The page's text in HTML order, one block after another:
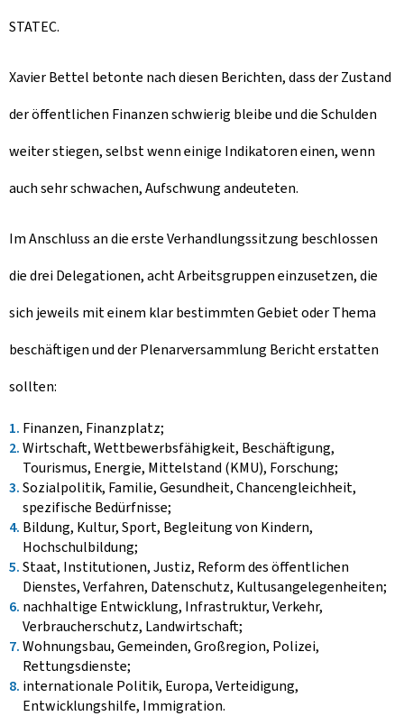
STATEC.
Xavier Bettel betonte nach diesen Berichten, dass der Zustand
der öffentlichen Finanzen schwierig bleibe und die Schulden
weiter stiegen, selbst wenn einige Indikatoren einen, wenn
auch sehr schwachen, Aufschwung andeuteten.
Im Anschluss an die erste Verhandlungssitzung beschlossen
die drei Delegationen, acht Arbeitsgruppen einzusetzen, die
sich jeweils mit einem klar bestimmten Gebiet oder Thema
beschäftigen und der Plenarversammlung Bericht erstatten
sollten:
Finanzen, Finanzplatz;
Wirtschaft, Wettbewerbsfähigkeit, Beschäftigung,
Tourismus, Energie, Mittelstand (KMU), Forschung;
Sozialpolitik, Familie, Gesundheit, Chancengleichheit,
spezifische Bedürfnisse;
Bildung, Kultur, Sport, Begleitung von Kindern,
Hochschulbildung;
Staat, Institutionen, Justiz, Reform des öffentlichen
Dienstes, Verfahren, Datenschutz, Kultusangelegenheiten;
nachhaltige Entwicklung, Infrastruktur, Verkehr,
Verbraucherschutz, Landwirtschaft;
Wohnungsbau, Gemeinden, Großregion, Polizei,
Rettungsdienste;
internationale Politik, Europa, Verteidigung,
Entwicklungshilfe, Immigration.